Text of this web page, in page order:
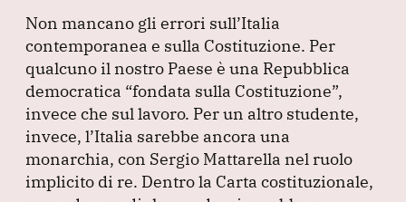
Non mancano gli errori sull’Italia
contemporanea e sulla Costituzione. Per
qualcuno il nostro Paese è una Repubblica
democratica “fondata sulla Costituzione”,
invece che sul lavoro. Per un altro studente,
invece, l’Italia sarebbe ancora una
monarchia, con Sergio Mattarella nel ruolo
implicito di re. Dentro la Carta costituzionale,